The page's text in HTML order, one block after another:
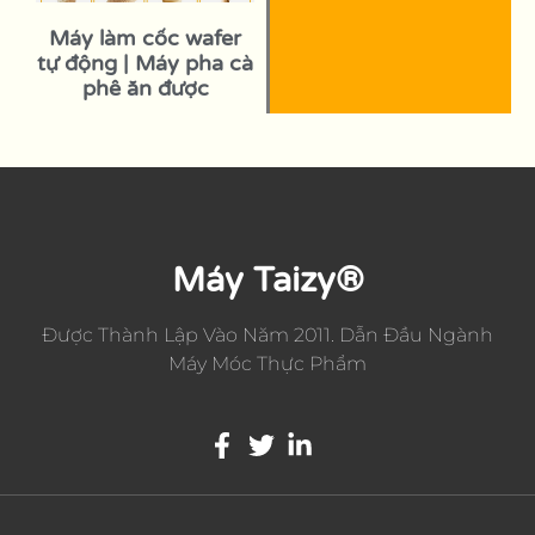
Máy làm cốc wafer
tự động | Máy pha cà
phê ăn được
Máy Taizy®
Được Thành Lập Vào Năm 2011. Dẫn Đầu Ngành
Máy Móc Thực Phẩm
Whatsapp